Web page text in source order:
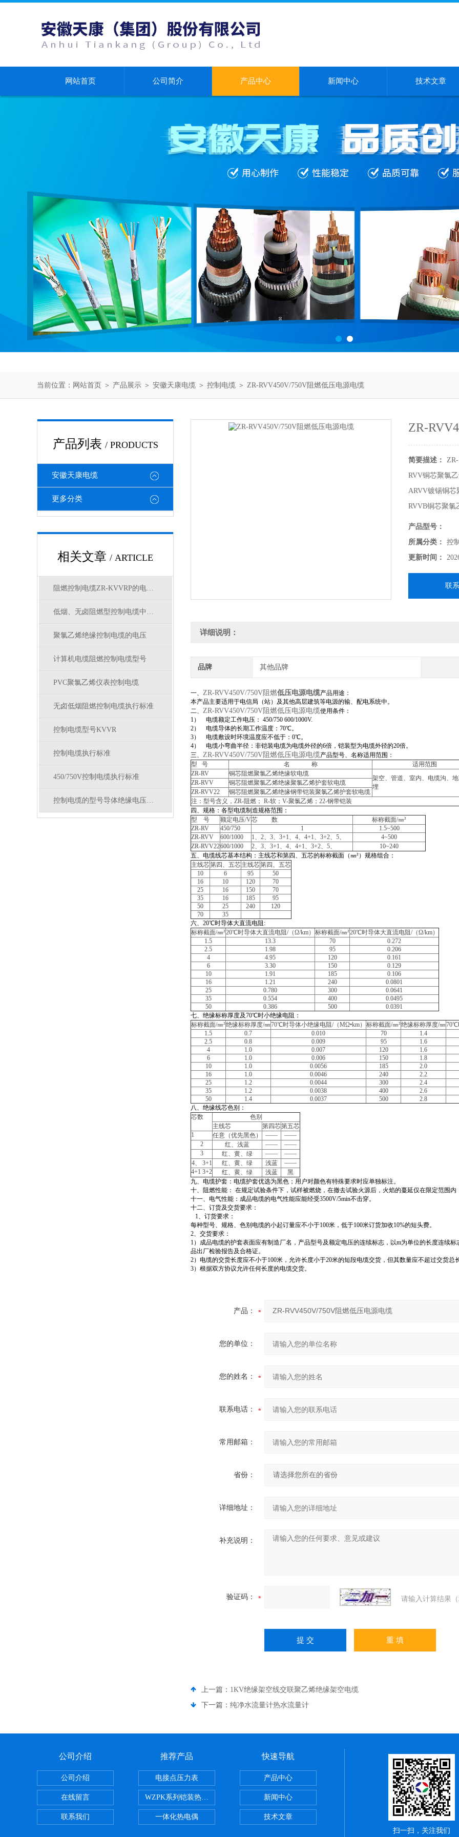
网站首页 公司简介 产品中心 新闻中心 技术文章
当前位置： 网站首页 ＞ 产品展示 ＞ 安徽天康电缆 ＞ 控制电缆 ＞ ZR-RVV450V/750V阻燃低压电源电缆
产品列表 / PRODUCTS
安徽天康电缆
更多分类
相关文章 / ARTICLE
阻燃控制电缆ZR-KVVRP的电压等级
低烟、无卤阻燃型控制电缆中英文选型对照
聚氯乙烯绝缘控制电缆的电压
计算机电缆阻燃控制电缆型号
PVC聚氯乙烯仪表控制电缆
无卤低烟阻燃控制电缆执行标准
控制电缆型号KVVR
控制电缆执行标准
450/750V控制电缆执行标准
控制电缆的型号导体绝缘电压及电气性能
ZR-
简要描述：
RVV铜芯聚氯
ARVV镀锡铜芯
RVVB铜芯聚氯
RV－105铜芯
产品型号：
所属分类：
控
更新时间：
联
详细说明：
品牌 其他品牌
一、 ZR-RVV450V/750V阻燃低压电源电缆产品用途：
本产品主要适用于电信局（站）及其他高层建筑等电源的输、配电系统中。
二、 ZR-RVV450V/750V阻燃低压电源电缆使用条件：
1）
电缆额定工作电压： 450/750 600/1000V.
2）
电缆导体的长期工作温度：70℃。
3）
电缆敷设时环境温度应不低于：0℃。
4）
电缆小弯曲半径：非铠装电缆为电缆外径的6倍，铠装型为电缆外径的20倍。
三、 ZR-RVV450V/750V阻燃低压电源电缆产品型号、名称适用范围：
型 号
名 称
适用范围
ZR-RV
铜芯阻燃聚氯乙烯绝缘软电缆
架空、管道、室内、电缆沟、
埋
ZR-RVV
铜芯阻燃聚氯乙烯绝缘聚氯乙烯护套软电缆
ZR-RVV22
铜芯阻燃聚氯乙烯绝缘钢带铠装聚氯乙烯护套软电缆
注：型号含义，ZR-阻燃； R-软；V-聚氯乙烯；22-钢带铠装
四、规格：各型电缆制造规格范围：
型 号
额定电压/V芯 数 标称截面/㎜²
ZR-RV
450/750 1
1.5~500
ZR-RVV
600/1000 1、2、3、3+1、4、4+1、3+2、5、
4~500
ZR-RVV22600/1000 2、3、3+1、4、4+1、3+2、5、
10~240
五、电缆线芯基本结构：主线芯和第四、五芯的标称截面（㎜²）规格组合：
主线芯第四、五芯主线芯第四、五芯
10
6 95
50
16
10 120
70
25
16 150
70
35
16 185
95
50
25 240
120
70
35
六、20℃时导体大直流电阻:
标称截面/㎜²20℃时导体大直流电阻/（Ω/km） 标称截面/㎜²20℃时导体大直流电阻/（Ω/km）
1.5
13.3 70
0.272
2.5
1.98 95
0.206
4
4.95 120
0.161
6
3.30 150
0.129
10
1.91 185
0.106
16
1.21 240
0.0801
25
0.780 300
0.0641
35
0.554 400
0.0495
50
0.386 500
0.0391
七、绝缘标称厚度及70℃时小绝缘电阻：
标称截面/㎜²绝缘标称厚度/㎜70℃时导体小绝缘电阻/（MΩ•km） 标称截面/㎜²绝缘标称厚度/㎜70℃
1.5
0.7 0.010 70
1.4
2.5
0.8 0.009 95
1.6
4
1.0 0.007 120
1.6
6
1.0 0.006 150
1.8
10
1.0 0.0056 185
2.0
16
1.0 0.0046 240
2.2
25
1.2 0.0044 300
2.4
35
1.2 0.0038 400
2.6
50
1.4 0.0037 500
2.8
八、绝缘线芯色别：
芯数
色别
主线芯
第四芯第五芯
1
任意（优先黑色） ——
——
2
红、浅蓝 ——
——
3
红、黄、绿 ——
——
4、 3+1 红、黄、绿 浅蓝
——
4+1 3+2
红、黄、绿 浅蓝
黑
九、电缆护套：电缆护套优选为黑色；用户对颜色有特殊要求时应单独标注。
十、阻燃性能： 在规定试验条件下，试样被燃烧，在撤去试验火源后，火焰的蔓延仅在限定范围
十一、电气性能：成品电缆的电气性能应能经受3500V/5min不击穿。
十二、订货及交货要求：
1、订货要求：
每种型号、规格、色别电缆的小起订量应不小于100米，低于100米订货加收10%的短头费。
2、交货要求：
1）成品电缆的护套表面应有制造厂名，产品型号及额定电压的连续标志，以m为单位的长度连续
品出厂检验报告及合格证。
2）电缆的交货长度应不小于100米，允许长度小于20米的短段电缆交货，但其数量应不超过交货总
3）根据双方协议允许任何长度的电缆交货。
产品：
您的单位：
您的姓名：
联系电话：
常用邮箱：
省份：
详细地址：
补充说明：
验证码： 请输入计算结果
上一篇： 1KV绝缘架空线交联聚乙烯绝缘架空电缆
下一篇： 纯净水流量计热水流量计
公司介绍
公司介绍
在线留言
联系我们
推荐产品
电接点压力表
WZPK系列铠装热电阻
一体化热电偶
快速导航
产品中心
新闻中心
技术文章
扫一扫，关注我们